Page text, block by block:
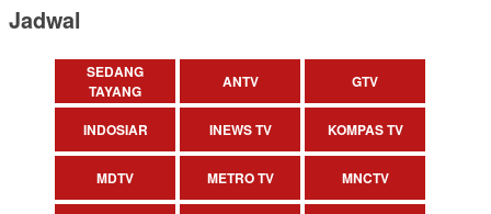
Jadwal
SEDANG
TAYANG
ANTV GTV
INDOSIAR INEWS TV KOMPAS TV
MDTV METRO TV MNCTV